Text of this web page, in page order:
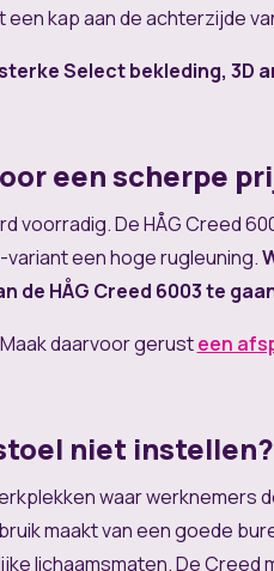
kap aan de achterzijde
Select bekleding, 3D
een scherpe
voorradig. De HÅG Creed
een hoge rugleuning.
de HÅG Creed 6003 te
daarvoor gerusteen
niet instellen?
waar werknemers
maakt van een goede
lichaamsmaten. De Creed